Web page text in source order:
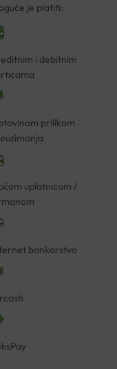
je platiti:
i debitnim
prilikom
uplatnicom /
bankarstvo